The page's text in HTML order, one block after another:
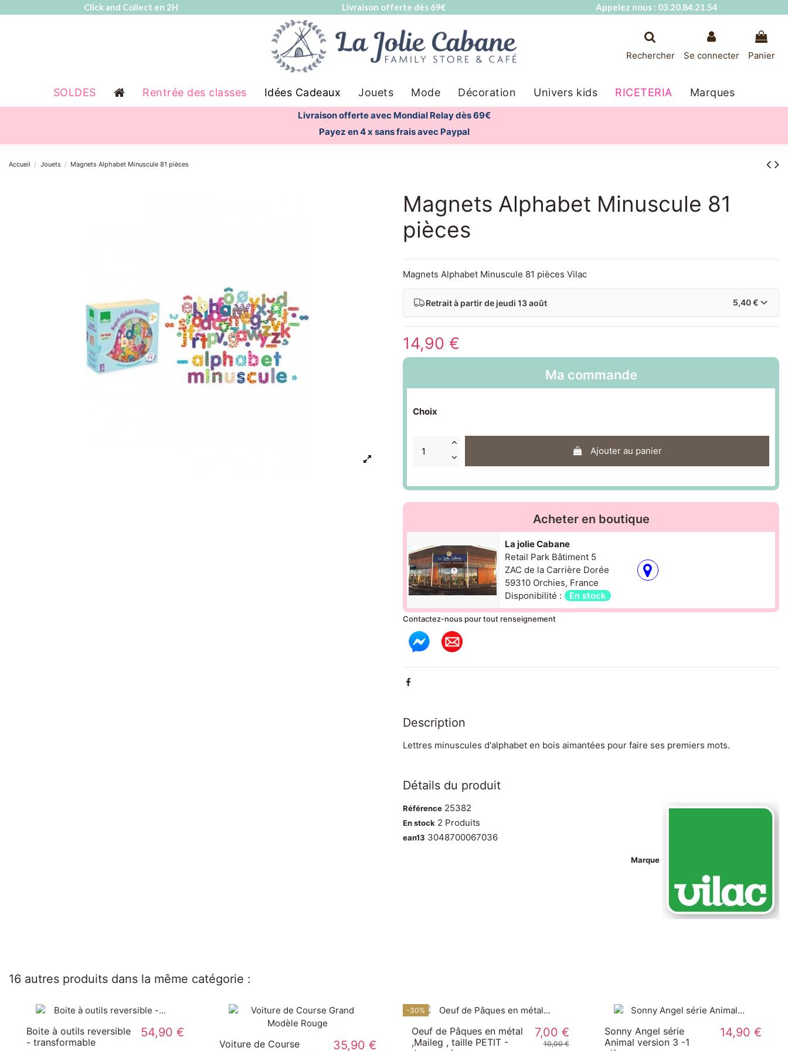
Click and Collect en 2H Livraison offerte dès 69€ Appelez nous : 03.20.84.21.54
Rechercher Se connecter Panier
SOLDES Rentrée des classes Idées Cadeaux Jouets Mode Décoration Univers kids RICETERIA Marques
Livraison offerte avec Mondial Relay dès 69€
Payez en 4 x sans frais avec Paypal
Accueil Jouets Magnets Alphabet Minuscule 81 pièces
Magnets Alphabet Minuscule 81
pièces
Magnets Alphabet Minuscule 81 pièces Vilac
Retrait à partir dejeudi 13 août 5,40 €
14,90 €
Ma commande
Choix
Ajouter au panier
Acheter en boutique
La jolie Cabane
Retail Park Bâtiment 5
ZAC de la Carrière Dorée
59310 Orchies, France
Disponibilité :
En stock
Contactez-nous pour tout renseignement
Description
Lettres minuscules d'alphabet en bois aimantées pour faire ses premiers mots.
Détails du produit
Marque
Référence 25382
En stock 2 Produits
ean13 3048700067036
16 autres produits dans la même catégorie :
des formes Arc-
- Andy Westface
44,90 €
Magnéti'stories les
10,90 €
Jeu de Réflexion - IQ
Carat- 1 joueur
20,00 € Boîte à meuh
Vilac
6,90 €